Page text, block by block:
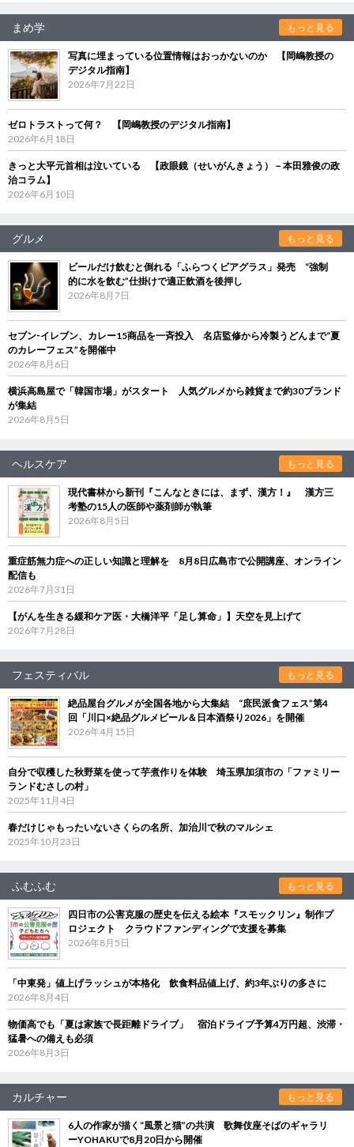
まめ学 もっと見る
写真に埋まっている位置情報はおっかないのか 【岡嶋教授の
デジタル指南】
2026年7月22日
ゼロトラストって何？ 【岡嶋教授のデジタル指南】
2026年6月18日
きっと大平元首相は泣いている 【政眼鏡（せいがんきょう）－本田雅俊の政
治コラム】
2026年6月10日
グルメ もっと見る
ビールだけ飲むと倒れる「ふらつくビアグラス」発売 “強制
的に水を飲む”仕掛けで適正飲酒を後押し
2026年8月7日
セブン‐イレブン、カレー15商品を一斉投入 名店監修から冷製うどんまで“夏
のカレーフェス”を開催中
2026年8月6日
横浜高島屋で「韓国市場」がスタート 人気グルメから雑貨まで約30ブランド
が集結
2026年8月5日
ヘルスケア もっと見る
現代書林から新刊『こんなときには、まず、漢方！』 漢方三
考塾の15人の医師や薬剤師が執筆
2026年8月5日
重症筋無力症への正しい知識と理解を 8月8日広島市で公開講座、オンライン
配信も
2026年7月31日
【がんを生きる緩和ケア医・大橋洋平「足し算命」】天空を見上げて
2026年7月28日
フェスティバル もっと見る
絶品屋台グルメが全国各地から大集結 “庶民派食フェス”第4
回「川口×絶品グルメビール＆日本酒祭り2026」を開催
2026年4月15日
自分で収穫した秋野菜を使って芋煮作りを体験 埼玉県加須市の「ファミリー
ランドむさしの村」
2025年11月4日
春だけじゃもったいないさくらの名所、加治川で秋のマルシェ
2025年10月23日
ふむふむ もっと見る
四日市の公害克服の歴史を伝える絵本『スモックリン』制作プ
ロジェクト クラウドファンディングで支援を募集
2026年8月5日
「中東発」値上げラッシュが本格化 飲食料品値上げ、約3年ぶりの多さに
2026年8月4日
物価高でも「夏は家族で長距離ドライブ」 宿泊ドライブ予算4万円超、渋滞・
猛暑への備えも必須
2026年8月3日
カルチャー もっと見る
6人の作家が描く“風景と猫”の共演 歌舞伎座そばのギャラリ
ーYOHAKUで8月20日から開催